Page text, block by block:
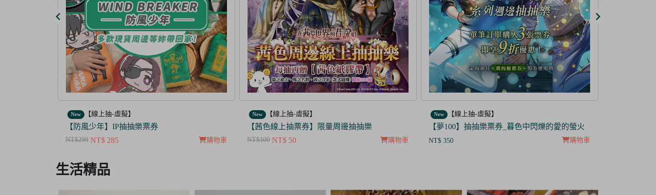
New 【線上抽-虛擬】
【茜色線上抽票券】限量周邊抽抽樂
NT$100 NT$ 50 購物車
New 【線上抽-虛擬】
【夢100】抽抽樂票券_暮色中閃爍的愛的螢火
NT$ 350 購物車
New 【線上抽-虛擬】
【防風少年】IP抽抽樂票券
NT$299 購物車
3
3
生活精品